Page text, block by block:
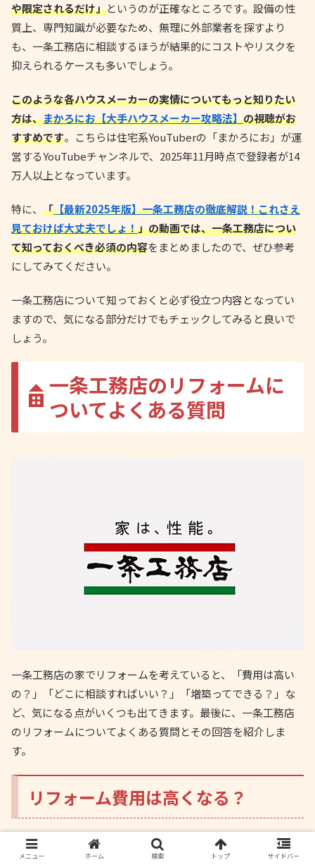
や限定されるだけ」というのが正確なところです。設備の性
質上、専門知識が必要なため、無理に外部業者を探すより
も、一条工務店に相談するほうが結果的にコストやリスクを
抑えられるケースも多いでしょう。
このような各ハウスメーカーの実情についてもっと知りたい
方は、まかろにお【大手ハウスメーカー攻略法】の視聴がお
すすめです。こちらは住宅系YouTuberの「まかろにお」が運
営するYouTubeチャンネルで、2025年11月時点で登録者が14
万人以上となっています。
特に、 「【最新2025年版】一条工務店の徹底解説！これさえ
見ておけば大丈夫でしょ！」の動画では、一条工務店につい
て知っておくべき必須の内容をまとめましたので、ぜひ参考
にしてみてください。
一条工務店について知っておくと必ず役立つ内容となってい
ますので、気になる部分だけでもチェックしてみると良いで
しょう。
一条工務店のリフォームに
ついてよくある質問
一条工務店の家でリフォームを考えていると、「費用は高い
の？」「どこに相談すればいい？」「増築ってできる？」な
ど、気になる点がいくつも出てきます。最後に、一条工務店
のリフォームについてよくある質問とその回答を紹介しま
す。
リフォーム費用は高くなる？
一条工務店の住宅だからといって、リフォーム費用が極端に
メニュー ホーム 検索 トップ サイドバー